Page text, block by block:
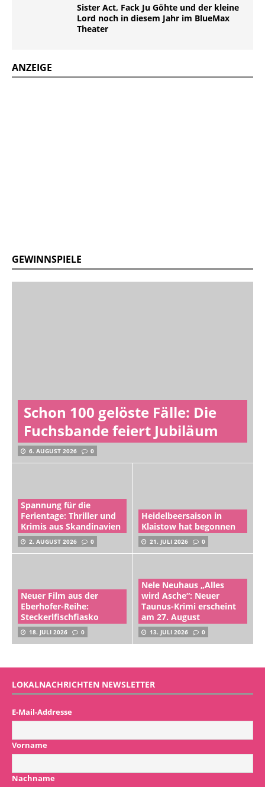
Sister Act, Fack Ju Göhte und der kleine
Lord noch in diesem Jahr im BlueMax
Theater
ANZEIGE
GEWINNSPIELE
Schon 100 gelöste Fälle: Die
Fuchsbande feiert Jubiläum
6. AUGUST 2026 0
Spannung für die
Ferientage: Thriller und
Krimis aus Skandinavien
2. AUGUST 2026 0
Heidelbeersaison in
Klaistow hat begonnen
21. JULI 2026 0
Neuer Film aus der
Eberhofer-Reihe:
Steckerlfischfiasko
18. JULI 2026 0
Nele Neuhaus „Alles
wird Asche“: Neuer
Taunus-Krimi erscheint
am 27. August
13. JULI 2026 0
LOKALNACHRICHTEN NEWSLETTER
E-Mail-Addresse
Vorname
Nachname